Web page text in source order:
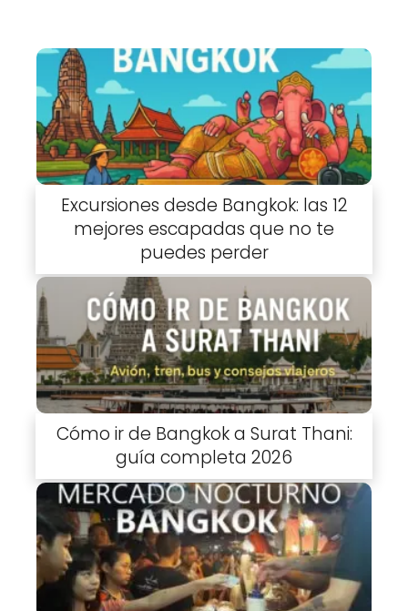
Excursiones desde Bangkok: las 12
mejores escapadas que no te
puedes perder
Cómo ir de Bangkok a Surat Thani:
guía completa 2026